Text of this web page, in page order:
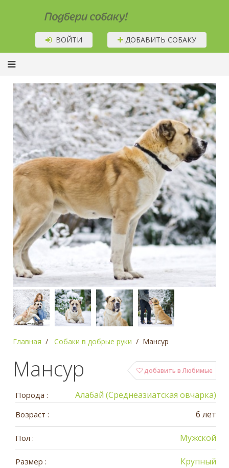
Подбери собаку!
ВОЙТИ ДОБАВИТЬ СОБАКУ
Главная Собаки в добрые руки Мансур
добавить в Любимые
Мансур
Порода : Алабай (Среднеазиатская овчарка)
Возраст : 6 лет
Пол : Мужской
Размер : Крупный